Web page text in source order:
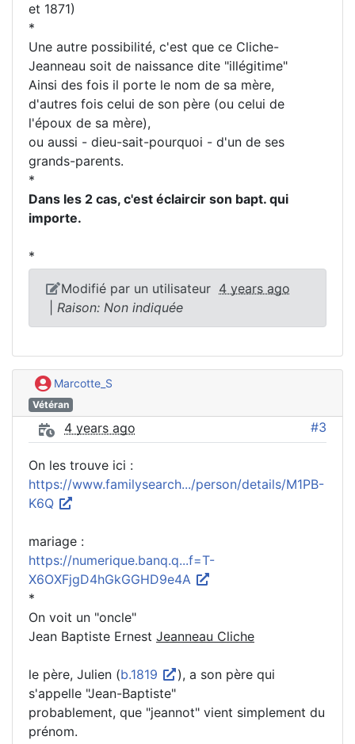
et 1871)
*
Une autre possibilité, c'est que ce Cliche-
Jeanneau soit de naissance dite "illégitime"
Ainsi des fois il porte le nom de sa mère,
d'autres fois celui de son père (ou celui de
l'époux de sa mère),
ou aussi - dieu-sait-pourquoi - d'un de ses
grands-parents.
*
Dans les 2 cas, c'est éclaircir son bapt. qui
importe.
*
Modifié par un utilisateur 4 years ago
Raison: Non indiquée
Marcotte_S
Vétéran
4 years ago #3
On les trouve ici :
https://www.familysearch.../person/details/M1PB-
K6Q
mariage :
https://numerique.banq.q...f=T-
X6OXFjgD4hGkGGHD9e4A
*
On voit un "oncle"
Jean Baptiste Ernest Jeanneau Cliche
le père, Julien (b.1819
), a son père qui
s'appelle "Jean-Baptiste"
probablement, que "jeannot" vient simplement du
prénom.